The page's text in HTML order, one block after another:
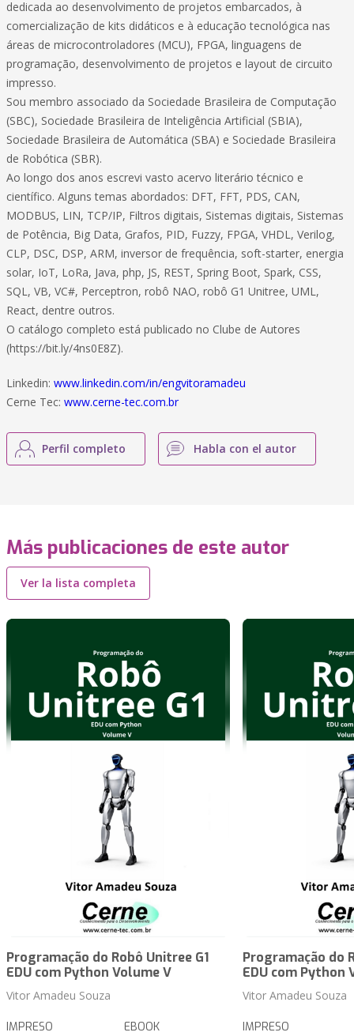
dedicada ao desenvolvimento de projetos embarcados, à
comercialização de kits didáticos e à educação tecnológica nas
áreas de microcontroladores (MCU), FPGA, linguagens de
programação, desenvolvimento de projetos e layout de circuito
impresso.
Sou membro associado da Sociedade Brasileira de Computação
(SBC), Sociedade Brasileira de Inteligência Artificial (SBIA),
Sociedade Brasileira de Automática (SBA) e Sociedade Brasileira
de Robótica (SBR).
Ao longo dos anos escrevi vasto acervo literário técnico e
científico. Alguns temas abordados: DFT, FFT, PDS, CAN,
MODBUS, LIN, TCP/IP, Filtros digitais, Sistemas digitais, Sistemas
de Potência, Big Data, Grafos, PID, Fuzzy, FPGA, VHDL, Verilog,
CLP, DSC, DSP, ARM, inversor de frequência, soft-starter, energia
solar, IoT, LoRa, Java, php, JS, REST, Spring Boot, Spark, CSS,
SQL, VB, VC#, Perceptron, robô NAO, robô G1 Unitree, UML,
React, dentre outros.
O catálogo completo está publicado no Clube de Autores
(https://bit.ly/4ns0E8Z).
Linkedin: www.linkedin.com/in/engvitoramadeu
Cerne Tec: www.cerne-tec.com.br
Perfil completo Habla con el autor
Más publicaciones de este autor
Ver la lista completa
Programação do Robô Unitree G1
EDU com Python Volume V
Vitor Amadeu Souza
IMPRESO EBOOK
Programação do
EDU com Python
Vitor Amadeu Souza
IMPRESO